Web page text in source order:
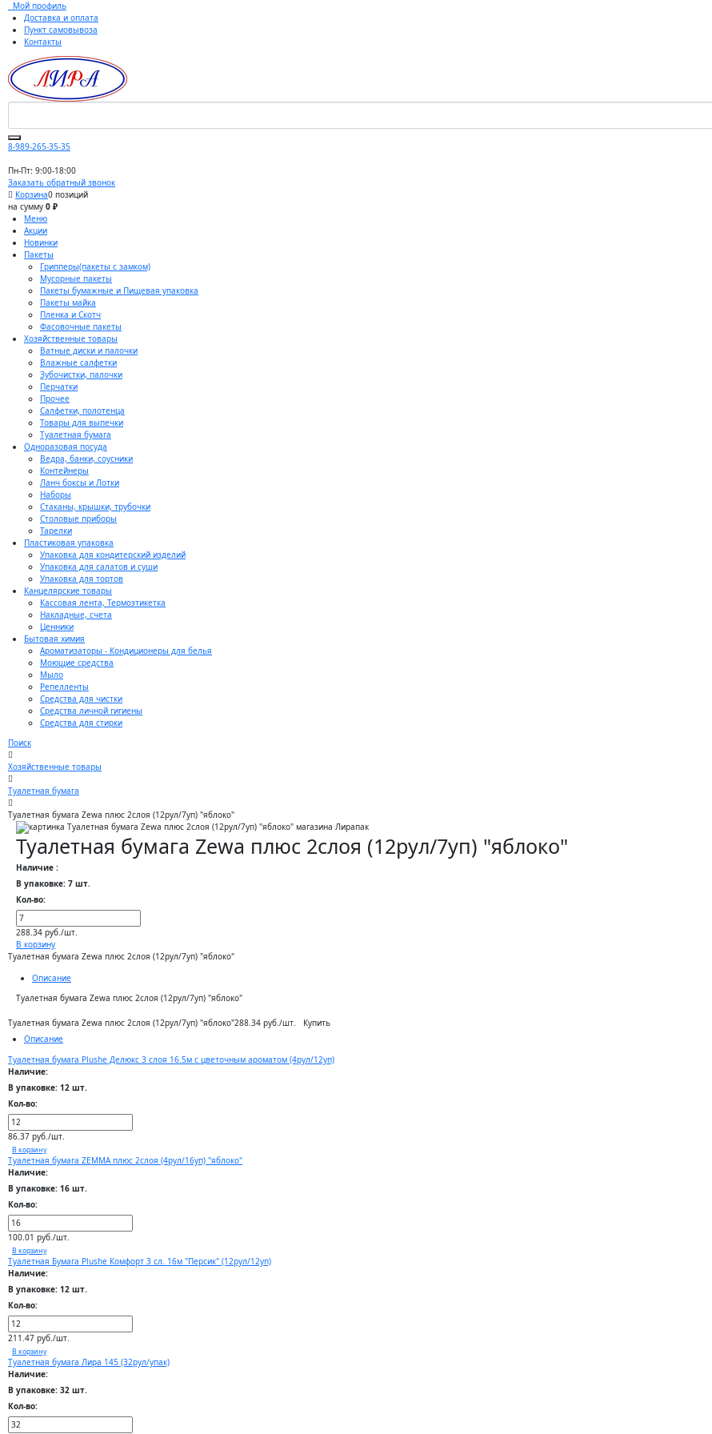
Мой профиль
Доставка и оплата
Пункт самовывоза
Контакты
8-989-265-35-35
Пн-Пт: 9:00-18:00
Заказать обратный звонок
Корзина0 позиций
на сумму 0 ₽
Меню
Акции
Новинки
Пакеты
Грипперы(пакеты с замком)
Мусорные пакеты
Пакеты бумажные и Пищевая упаковка
Пакеты майка
Пленка и Скотч
Фасовочные пакеты
Хозяйственные товары
Ватные диски и палочки
Влажные салфетки
Зубочистки, палочки
Перчатки
Прочее
Салфетки, полотенца
Товары для выпечки
Туалетная бумага
Одноразовая посуда
Ведра, банки, соусники
Контейнеры
Ланч боксы и Лотки
Наборы
Стаканы, крышки, трубочки
Столовые приборы
Тарелки
Пластиковая упаковка
Упаковка для кондитерский изделий
Упаковка для салатов и суши
Упаковка для тортов
Канцелярские товары
Кассовая лента, Термоэтикетка
Накладные, счета
Ценники
Бытовая химия
Ароматизаторы - Кондиционеры для белья
Моющие средства
Мыло
Репелленты
Средства для чистки
Средства личной гигиены
Средства для стирки
Поиск
Хозяйственные товары
Туалетная бумага
Туалетная бумага Zewa плюс 2слоя (12рул/7уп) "яблоко"
Туалетная бумага Zewa плюс 2слоя (12рул/7уп) "яблоко"
Наличие :
В упаковке: 7 шт.
Кол-во:
288.34 руб./шт.
В корзину
Туалетная бумага Zewa плюс 2слоя (12рул/7уп) "яблоко"
Описание
Туалетная бумага Zewa плюс 2слоя (12рул/7уп) "яблоко"
Туалетная бумага Zewa плюс 2слоя (12рул/7уп) "яблоко"288.34 руб./шт.
Купить
Описание
Туалетная бумага Plushe Делюкс 3 слоя 16.5м c цветочным ароматом (4рул/12уп)
Наличие:
В упаковке: 12 шт.
Кол-во:
86.37 руб./шт.
В корзину
Туалетная бумага ZEMMA плюс 2слоя (4рул/16уп) "яблоко"
Наличие:
В упаковке: 16 шт.
Кол-во:
100.01 руб./шт.
В корзину
Туалетная Бумага Plushe Комфорт 3 сл. 16м "Персик" (12рул/12уп)
Наличие:
В упаковке: 12 шт.
Кол-во:
211.47 руб./шт.
В корзину
Туалетная бумага Лира 145 (32рул/упак)
Наличие:
В упаковке: 32 шт.
Кол-во: